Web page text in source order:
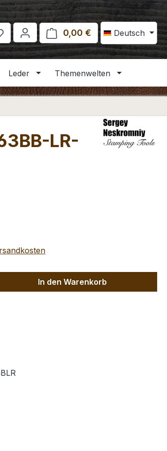
Deutsch
0,00 € Warenkorb
Leder Themenwelten
LR-
den gewünschten Wert
In den Warenkorb